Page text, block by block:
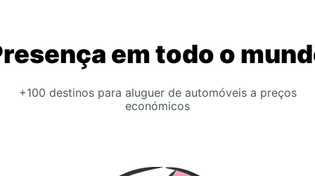
em todo o
+100 destinos para aluguer de automóveis a preços
económicos